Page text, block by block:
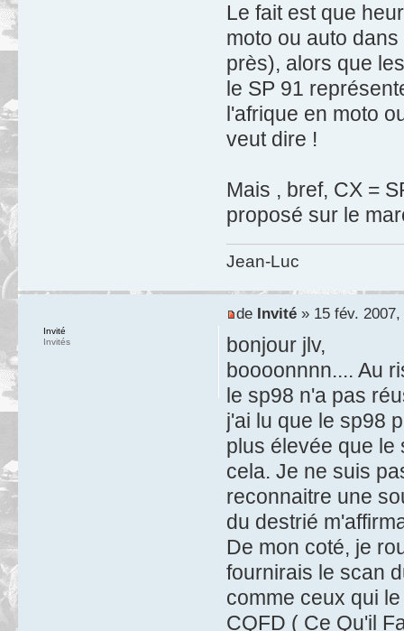
Le fait est que
moto ou auto
près), alors que
le SP 91
l'afrique en moto
veut dire !
Mais , bref, CX =
proposé sur le
Jean-Luc
de Invité» 15 fév. 2007,
bonjour jlv,
boooonnnn.... Au
le sp98 n'a pas
j'ai lu que le sp98
plus élevée que le
cela. Je ne suis
reconnaitre une
du destrié
De mon coté, je
fournirais le scan
comme ceux qui
CQFD ( Ce Qu'il
Invité
Invités